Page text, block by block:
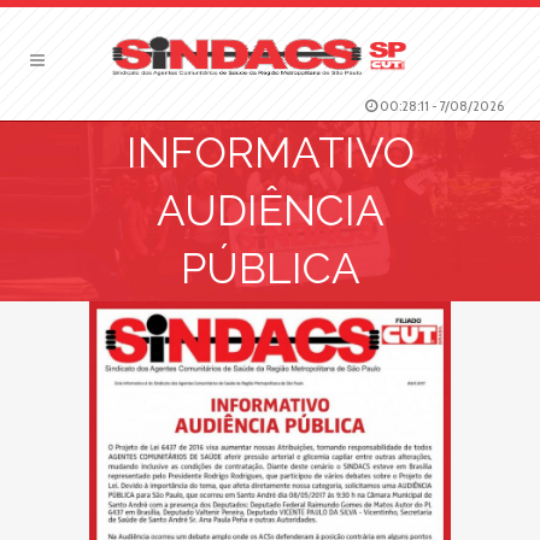
00:28:12 - 7/08/2026
INFORMATIVO
AUDIÊNCIA
PÚBLICA